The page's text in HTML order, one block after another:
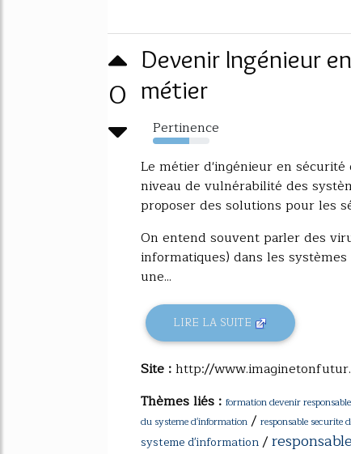
0
Devenir Ingénieur
métier
Pertinence
64%
Le métier d'ingénieur en
niveau de vulnérabilité des
proposer des solutions pour les
On entend souvent parler des
informatiques) dans les
une...
LIRE LA SUITE
Site :http://
Thèmes liés : formation devenir
du systeme d'information / responsable securite
systeme d'information/